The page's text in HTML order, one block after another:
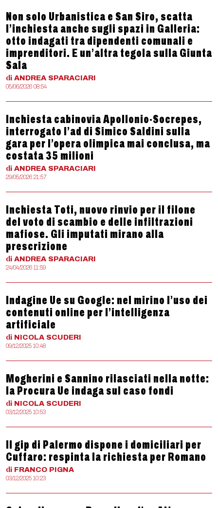
Non solo Urbanistica e San Siro, scatta
l’inchiesta anche sugli spazi in Galleria:
otto indagati tra dipendenti comunali e
imprenditori. E un’altra tegola sulla Giunta
Sala
di ANDREA SPARACIARI
05/06/2026 08:54
Inchiesta cabinovia Apollonio-Socrepes,
interrogato l’ad di Simico Saldini sulla
gara per l’opera olimpica mai conclusa, ma
costata 35 milioni
di ANDREA SPARACIARI
29/05/2026 21:57
Inchiesta Toti, nuovo rinvio per il filone
del voto di scambio e delle infiltrazioni
mafiose. Gli imputati mirano alla
prescrizione
di ANDREA SPARACIARI
24/04/2026 11:59
Indagine Ue su Google: nel mirino l’uso dei
contenuti online per l’intelligenza
artificiale
di NICOLA SCUDERI
09/12/2025 10:48
Mogherini e Sannino rilasciati nella notte:
la Procura Ue indaga sul caso fondi
di NICOLA SCUDERI
03/12/2025 10:53
Il gip di Palermo dispone i domiciliari per
Cuffaro: respinta la richiesta per Romano
di FRANCO PIGNA
03/12/2025 10:23